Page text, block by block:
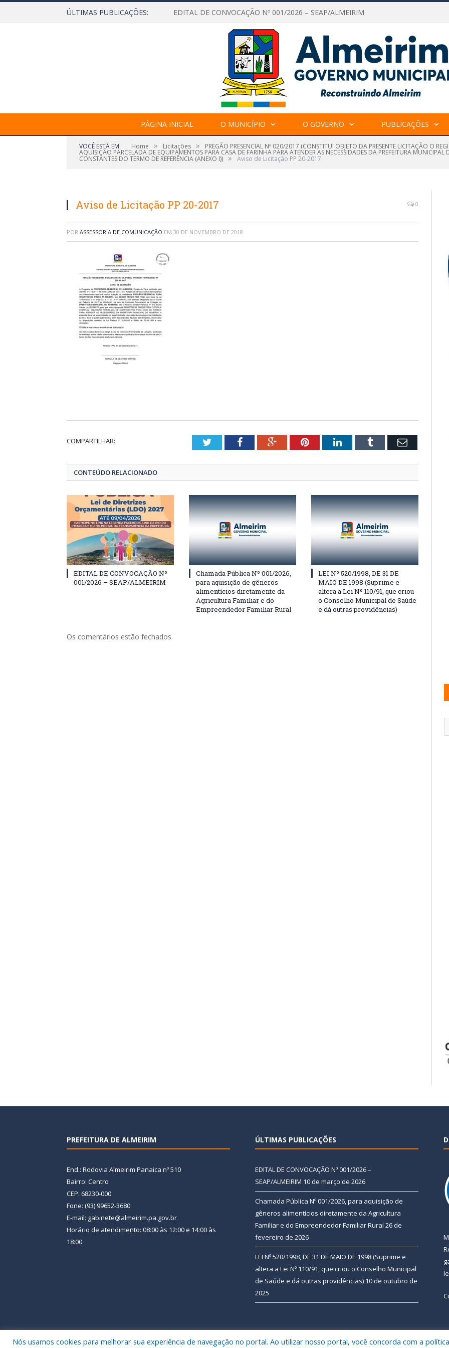
ÚLTIMAS PUBLICAÇÕES: EDITAL DE CONVOCAÇÃO Nº 001/2026 – SEAP/ALMEIRIM
PÁGINA INICIAL O MUNICÍPIO O GOVERNO PUBLICAÇÕES
VOCÊ ESTÁ EM: Home » Licitações » PREGÃO PRESENCIAL Nº 020/2017 (CONSTITUI OBJETO DA PRESENTE LICITAÇÃO O
AQUISIÇÃO PARCELADA DE EQUIPAMENTOS PARA CASA DE FARINHA PARA ATENDER AS NECESSIDADES DA PREFEITURA MUNICIPAL
CONSTANTES DO TERMO DE REFERÊNCIA (ANEXO I)) » Aviso de Licitação PP 20-2017
Aviso de Licitação PP 20-2017 0
POR ASSESSORIA DE COMUNICAÇÃO EM 30 DE NOVEMBRO DE 2018
COMPARTILHAR: TwitterFacebookGoogle+PinterestLinkedInTumblr Email
CONTEÚDO RELACIONADO
EDITAL DE CONVOCAÇÃO Nº
001/2026 – SEAP/ALMEIRIM
Chamada Pública Nº 001/2026,
para aquisição de gêneros
alimentícios diretamente da
Agricultura Familiar e do
Empreendedor Familiar Rural
LEI Nº 520/1998, DE 31 DE
MAIO DE 1998 (Suprime e
altera a Lei Nº 110/91, que criou
o Conselho Municipal de Saúde
e dá outras providências)
Os comentários estão fechados.
PREFEITURA DE ALMEIRIM
End.: Rodovia Almeirim Panaica nº 510
Bairro: Centro
CEP: 68230-000
Fone: (93) 99652-3680
E-mail: gabinete@almeirim.pa.gov.br
Horário de atendimento: 08:00 às 12:00 e 14:00 às
18:00
ÚLTIMAS PUBLICAÇÕES
EDITAL DE CONVOCAÇÃO Nº 001/2026 –
SEAP/ALMEIRIM 10 de março de 2026
Chamada Pública Nº 001/2026, para aquisição de
gêneros alimentícios diretamente da Agricultura
Familiar e do Empreendedor Familiar Rural 26 de
fevereiro de 2026
LEI Nº 520/1998, DE 31 DE MAIO DE 1998 (Suprime e
altera a Lei Nº 110/91, que criou o Conselho Municipal
de Saúde e dá outras providências) 10 de outubro de
2025
Nós usamos cookies para melhorar sua experiência de navegação no portal. Ao utilizar nosso portal, você concorda com a